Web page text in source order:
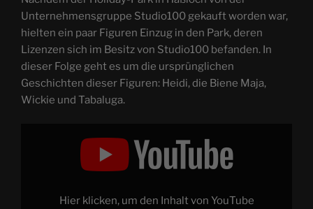
Unternehmensgruppe Studio100 gekauft worden war,
hielten ein paar Figuren Einzug in den Park, deren
Lizenzen sich im Besitz von Studio100 befanden. In
dieser Folge geht es um die ursprünglichen
Geschichten dieser Figuren: Heidi, die Biene Maja,
Wickie und Tabaluga.
Bergmädchen,
Honigsammlern,
Wikingerjungen
Hier klicken, um den Inhalt von YouTube